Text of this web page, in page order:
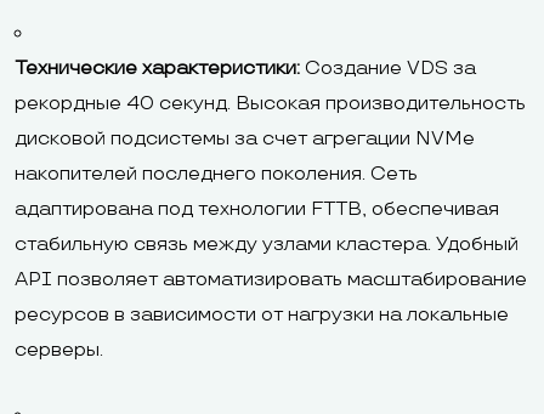
Технические характеристики: Создание VDS за
рекордные 40 секунд. Высокая производительность
дисковой подсистемы за счет агрегации NVMe
накопителей последнего поколения. Сеть
адаптирована под технологии FTTB, обеспечивая
стабильную связь между узлами кластера. Удобный
API позволяет автоматизировать масштабирование
ресурсов в зависимости от нагрузки на локальные
серверы.